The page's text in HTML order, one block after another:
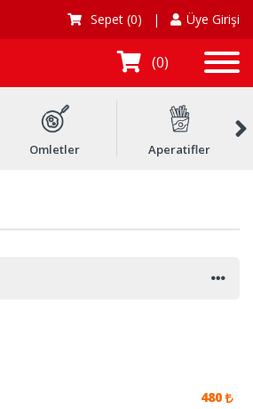
Sepet (0) | Üye Girişi
0
Omletler Aperatifler
480